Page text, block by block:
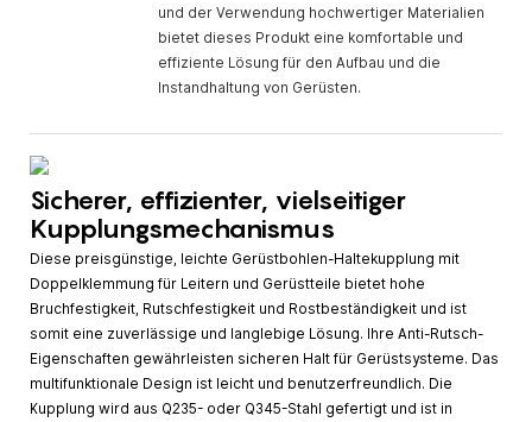
und der Verwendung hochwertiger Materialien
bietet dieses Produkt eine komfortable und
effiziente Lösung für den Aufbau und die
Instandhaltung von Gerüsten.
Sicherer, effizienter, vielseitiger
Kupplungsmechanismus
Diese preisgünstige, leichte Gerüstbohlen-Haltekupplung mit
Doppelklemmung für Leitern und Gerüstteile bietet hohe
Bruchfestigkeit, Rutschfestigkeit und Rostbeständigkeit und ist
somit eine zuverlässige und langlebige Lösung. Ihre Anti-Rutsch-
Eigenschaften gewährleisten sicheren Halt für Gerüstsysteme. Das
multifunktionale Design ist leicht und benutzerfreundlich. Die
Kupplung wird aus Q235- oder Q345-Stahl gefertigt und ist in